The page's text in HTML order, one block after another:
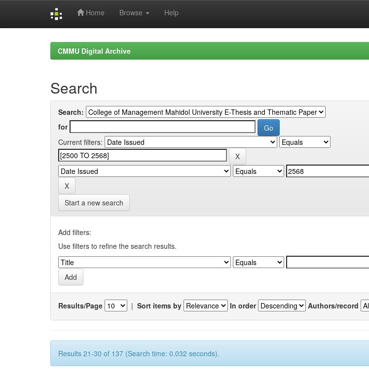
Home Browse Help
CMMU Digital Archive
Search
Search:
for
Current filters:
Start a new search
Add filters:
Use filters to refine the search results.
Results/Page | Sort items by In order Authors/record
Results 21-30 of 137 (Search time: 0.032 seconds).